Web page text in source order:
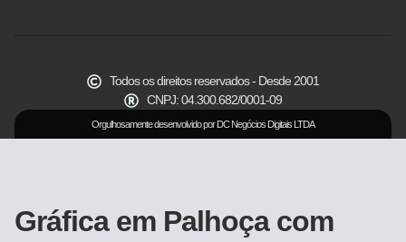
Todos os direitos reservados - Desde 2001
CNPJ: 04.300.682/0001-09
Orgulhosamente desenvolvido por DC Negócios Digitais LTDA
Gráfica em Palhoça com